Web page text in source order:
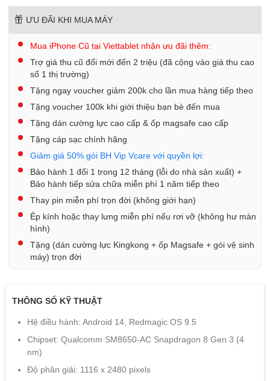
ƯU ĐÃI KHI MUA MÁY
Mua iPhone Cũ tại Viettablet nhận ưu đãi thêm:
Trợ giá thu cũ đổi mới đến 2 triệu (đã cộng vào giá thu cao
số 1 thị trường)
Tặng ngay voucher giảm 200k cho lần mua hàng tiếp theo
Tặng voucher 100k khi giới thiệu bạn bè đến mua
Tặng dán cường lực cao cấp & ốp magsafe cao cấp
Tặng cáp sạc chính hãng
Giảm giá 50% gói BH Vip Vcare với quyền lợi:
Bảo hành 1 đổi 1 trong 12 tháng (lỗi do nhà sản xuất) +
Bảo hành tiếp sửa chữa miễn phí 1 năm tiếp theo
Thay pin miễn phí trọn đời (không giới hạn)
Ép kính hoặc thay lưng miễn phí nếu rơi vỡ (không hư màn
hình)
Tặng (dán cường lực Kingkong + ốp Magsafe + gói vệ sinh
máy) trọn đời
THÔNG SỐ KỸ THUẬT
Hệ điều hành: Android 14, Redmagic OS 9.5
Chipset: Qualcomm SM8650-AC Snapdragon 8 Gen 3 (4
nm)
Độ phân giải: 1116 x 2480 pixels